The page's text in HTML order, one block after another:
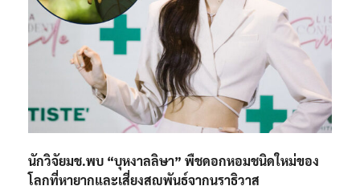
นักวิจัยมช.พบ “บุหงาลลิษา” พืชดอกหอมชนิดใหม่ของ
โลกที่หายากและเสี่ยงสูญพันธุ์จากนราธิวาส